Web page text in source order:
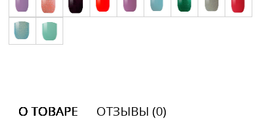
О ТОВАРЕ ОТЗЫВЫ (0)